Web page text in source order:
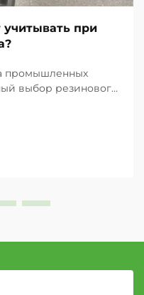
при
промышленных
выбор резинового
на эффективность
и общую